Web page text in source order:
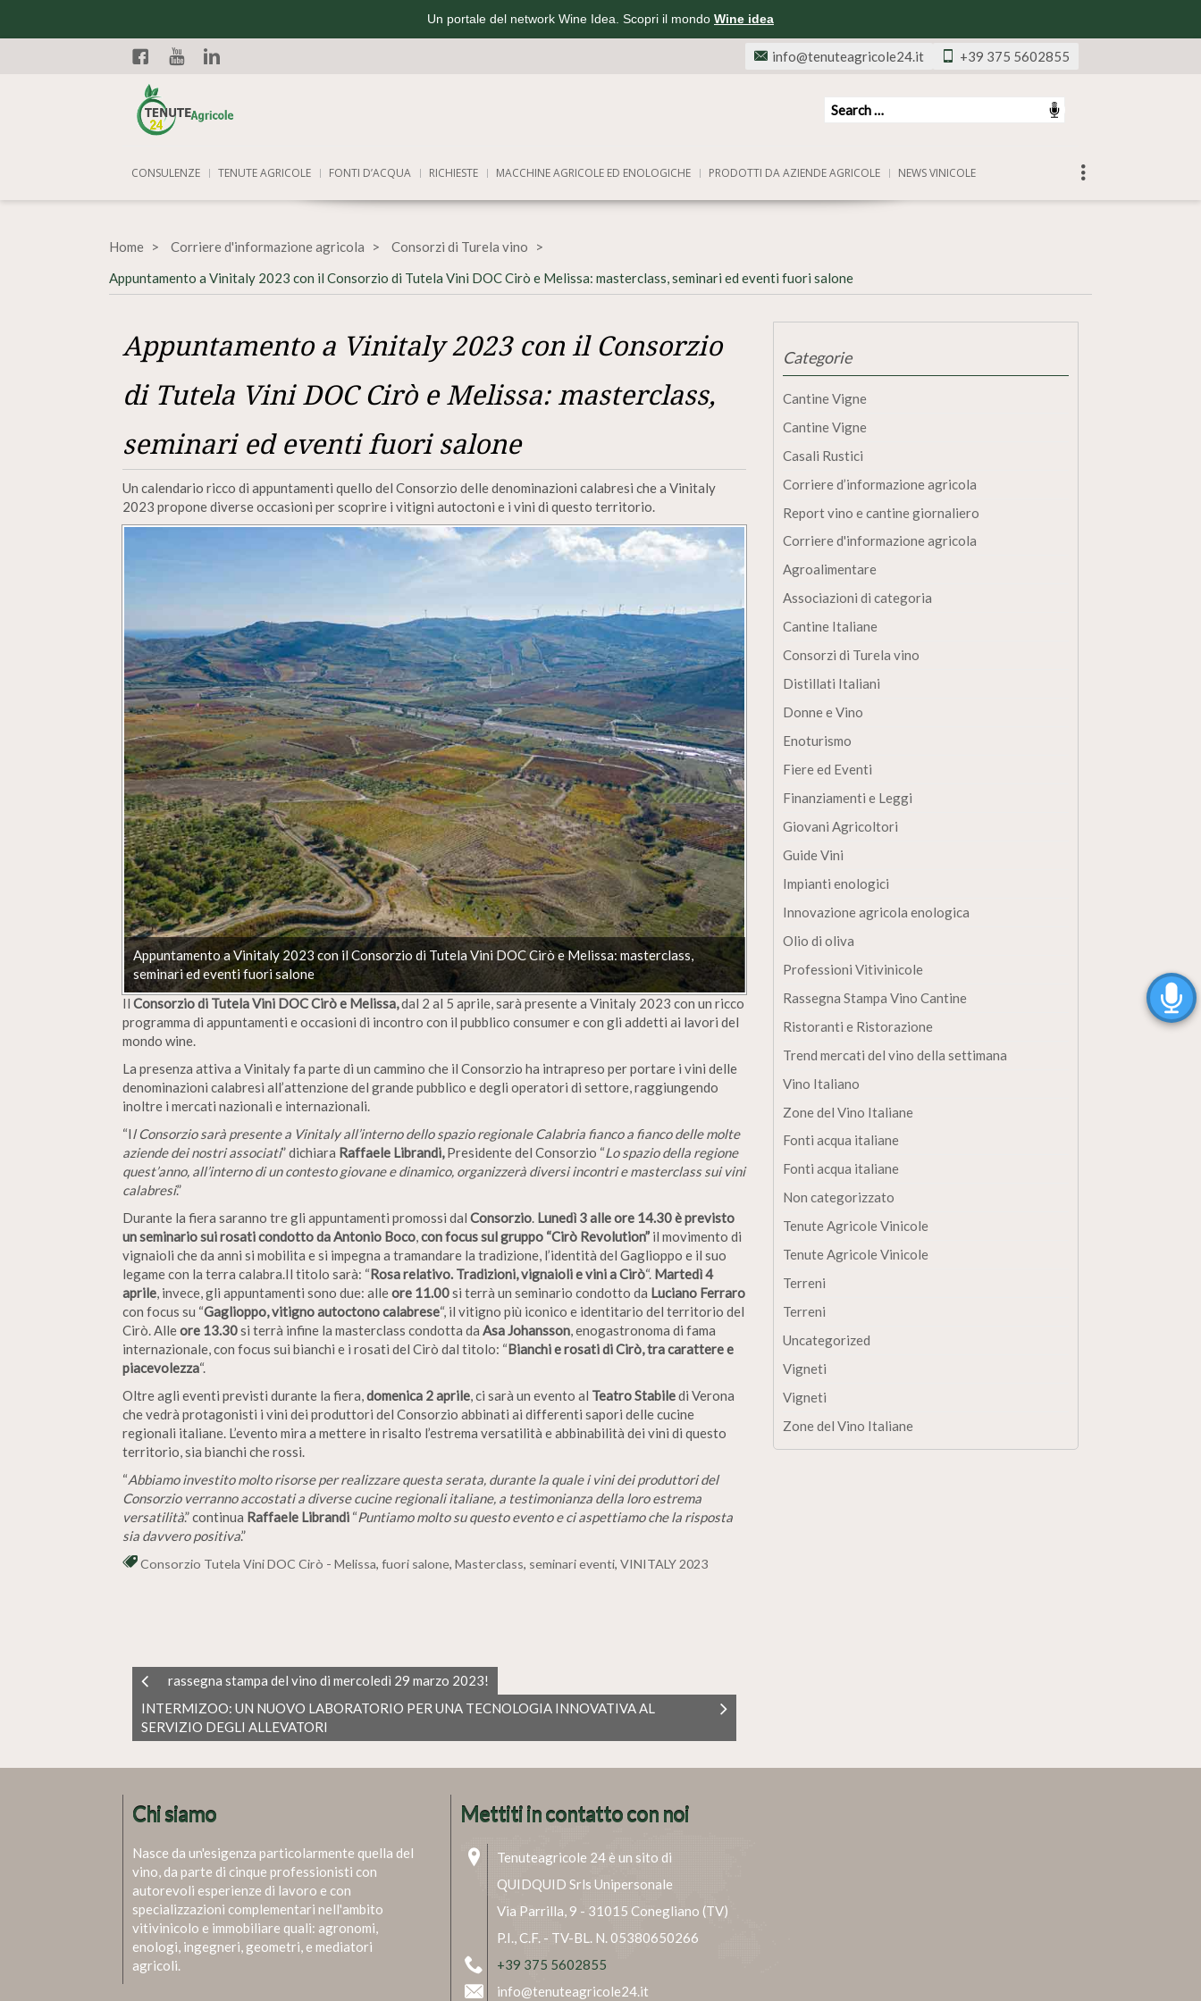
Un portale del network Wine Idea. Scopri il mondo Wine idea
Facebook
+39 375 5602855
info@tenuteagricole24.it
CONSULENZE TENUTE AGRICOLE FONTI D’ACQUA RICHIESTE MACCHINE AGRICOLE ED ENOLOGICHE PRODOTTI DA AZIENDE AGRICOLE NEWS VINICOLE
Home Corriere d'informazione agricola
Consorzi di Turela vino
Appuntamento a Vinitaly 2023 con il Consorzio di Tutela Vini DOC Cirò e Melissa: masterclass, seminari ed eventi fuori salone
Appuntamento a Vinitaly 2023 con il Consorzio
di Tutela Vini DOC Cirò e Melissa: masterclass,
seminari ed eventi fuori salone
Un calendario ricco di appuntamenti quello del Consorzio delle denominazioni calabresi che a Vinitaly
2023 propone diverse occasioni per scoprire i vitigni autoctoni e i vini di questo territorio.
Appuntamento a Vinitaly 2023 con il Consorzio di Tutela Vini DOC Cirò e Melissa: masterclass,
seminari ed eventi fuori salone
Il Consorzio di Tutela Vini DOC Cirò e Melissa,dal 2 al 5 aprile, sarà presente a Vinitaly 2023 con un ricco
programma di appuntamenti e occasioni di incontro con il pubblico consumer e con gli addetti ai lavori del
mondo wine.
La presenza attiva a Vinitaly fa parte di un cammino che il Consorzio ha intrapreso per portare i vini delle
denominazioni calabresi all’attenzione del grande pubblico e degli operatori di settore, raggiungendo
inoltre i mercati nazionali e internazionali.
“Il Consorzio sarà presente a Vinitaly all’interno dello spazio regionale Calabria fianco a fianco delle molte
aziende dei nostri associati” dichiara Raffaele Librandi,Presidente del Consorzio “Lo spazio della regione
quest’anno, all’interno di un contesto giovane e dinamico, organizzerà diversi incontri e masterclass sui vini
calabresi.”
Durante la fiera saranno tre gli appuntamenti promossi dal Consorzio. Lunedì 3 alle ore 14.30 è previsto
un seminario sui rosati condotto da Antonio Boco,con focus sul gruppo “Cirò Revolution” il movimento di
vignaioli che da anni si mobilita e si impegna a tramandare la tradizione, l’identità del Gaglioppo e il suo
legame con la terra calabra.Il titolo sarà: “Rosa relativo. Tradizioni, vignaioli e vini a Cirò“. Martedì 4
aprile, invece, gli appuntamenti sono due: alleore 11.00si terrà un seminario condotto da Luciano Ferraro
con focus su “Gaglioppo, vitigno autoctono calabrese“, il vitigno più iconico e identitario del territorio del
Cirò. Alleore 13.30si terrà infine la masterclass condotta da Asa Johansson, enogastronoma di fama
internazionale, con focus sui bianchi e i rosati del Cirò dal titolo: “Bianchi e rosati di Cirò, tra carattere e
piacevolezza“.
Oltre agli eventi previsti durante la fiera,domenica 2 aprile, ci sarà un evento al Teatro Stabiledi Verona
che vedrà protagonisti i vini dei produttori del Consorzio abbinati ai differenti sapori delle cucine
regionali italiane. L’evento mira a mettere in risalto l’estrema versatilità e abbinabilità dei vini di questo
territorio, sia bianchi che rossi.
“Abbiamo investito molto risorse per realizzare questa serata, durante la quale i vini dei produttori del
Consorzio verranno accostati a diverse cucine regionali italiane, a testimonianza della loro estrema
versatilità.” continua Raffaele Librandi “Puntiamo molto su questo evento e ci aspettiamo che la risposta
sia davvero positiva.”
Consorzio Tutela Vini DOC Cirò - Melissa, fuori salone, Masterclass, seminari eventi, VINITALY 2023
rassegna stampa del vino di mercoledì 29 marzo 2023!
INTERMIZOO: UN NUOVO LABORATORIO PER UNA TECNOLOGIA INNOVATIVA AL
SERVIZIO DEGLI ALLEVATORI
Categorie
Cantine Vigne
Cantine Vigne
Casali Rustici
Corriere d’informazione agricola
Report vino e cantine giornaliero
Corriere d'informazione agricola
Agroalimentare
Associazioni di categoria
Cantine Italiane
Consorzi di Turela vino
Distillati Italiani
Donne e Vino
Enoturismo
Fiere ed Eventi
Finanziamenti e Leggi
Giovani Agricoltori
Guide Vini
Impianti enologici
Innovazione agricola enologica
Olio di oliva
Professioni Vitivinicole
Rassegna Stampa Vino Cantine
Ristoranti e Ristorazione
Trend mercati del vino della settimana
Vino Italiano
Zone del Vino Italiane
Fonti acqua italiane
Fonti acqua italiane
Non categorizzato
Tenute Agricole Vinicole
Tenute Agricole Vinicole
Terreni
Terreni
Uncategorized
Vigneti
Vigneti
Zone del Vino Italiane
Chi siamo
Nasce da un'esigenza particolarmente quella del
vino, da parte di cinque professionisti con
autorevoli esperienze di lavoro e con
specializzazioni complementari nell'ambito
vitivinicolo e immobiliare quali: agronomi,
enologi, ingegneri, geometri, e mediatori
agricoli.
Mettiti in contatto con noi
Tenuteagricole 24 è un sito di
QUIDQUID Srls Unipersonale
Via Parrilla, 9 - 31015 Conegliano (TV)
P.I., C.F. - TV-BL. N. 05380650266
+39 375 5602855
info@tenuteagricole24.it